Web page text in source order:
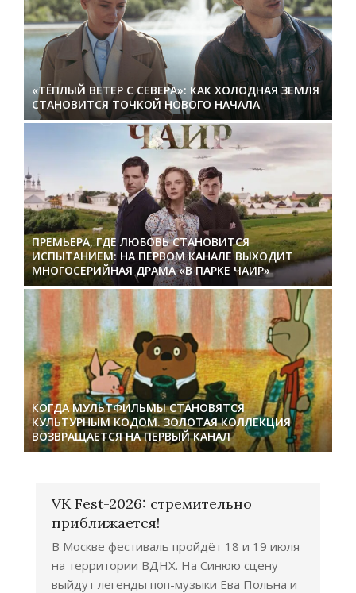
«ТЁПЛЫЙ ВЕТЕР С СЕВЕРА»: КАК ХОЛОДНАЯ ЗЕМЛЯ
СТАНОВИТСЯ ТОЧКОЙ НОВОГО НАЧАЛА
ПРЕМЬЕРА, ГДЕ ЛЮБОВЬ СТАНОВИТСЯ
ИСПЫТАНИЕМ: НА ПЕРВОМ КАНАЛЕ ВЫХОДИТ
МНОГОСЕРИЙНАЯ ДРАМА «В ПАРКЕ ЧАИР»
КОГДА МУЛЬТФИЛЬМЫ СТАНОВЯТСЯ
КУЛЬТУРНЫМ КОДОМ. ЗОЛОТАЯ КОЛЛЕКЦИЯ
ВОЗВРАЩАЕТСЯ НА ПЕРВЫЙ КАНАЛ
VK Fest-2026: стремительно
приближается!
В Москве фестиваль пройдёт 18 и 19 июля
на территории ВДНХ. На Синюю сцену
выйдут легенды поп-музыки Ева Польна и